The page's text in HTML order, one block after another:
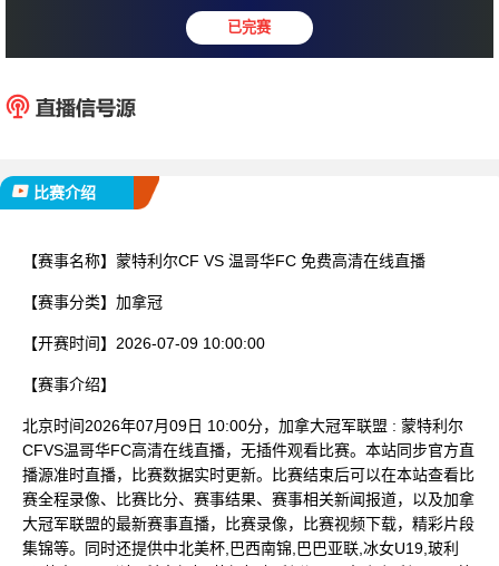
0 : 0
比赛介绍
【赛事名称】 蒙特利尔CF VS 温哥华FC 免费高清在线直播
【赛事分类】 加拿冠
【开赛时间】 2026-07-09 10:00:00
【赛事介绍】
北京时间2026年07月09日 10:00分，加拿大冠军联盟 : 蒙特利尔
CFVS温哥华FC高清在线直播，无插件观看比赛。本站同步官方直
播源准时直播，比赛数据实时更新。比赛结束后可以在本站查看比
赛全程录像、比赛比分、赛事结果、赛事相关新闻报道，以及加拿
大冠军联盟的最新赛事直播，比赛录像，比赛视频下载，精彩片段
集锦等。同时还提供中北美杯,巴西南锦,巴巴亚联,冰女U19,玻利